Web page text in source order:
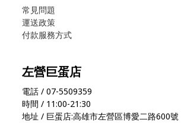
常見問題
運送政策
付款服務方式
左營巨蛋店
電話 / 07-5509359
時間 / 11:00-21:30
地址 / 巨蛋店:高雄市左營區博愛二路600號